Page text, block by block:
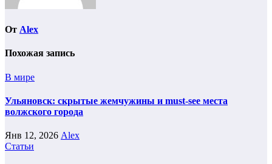
От Alex
Похожая запись
В мире
Ульяновск: скрытые жемчужины и must-see места
волжского города
Янв 12, 2026 Alex
Статьи